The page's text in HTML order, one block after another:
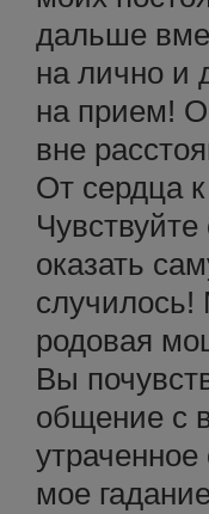
дальше
на лично и
на прием!
вне
От сердца
оказать
случилось!
родовая
Вы
общение с
мое